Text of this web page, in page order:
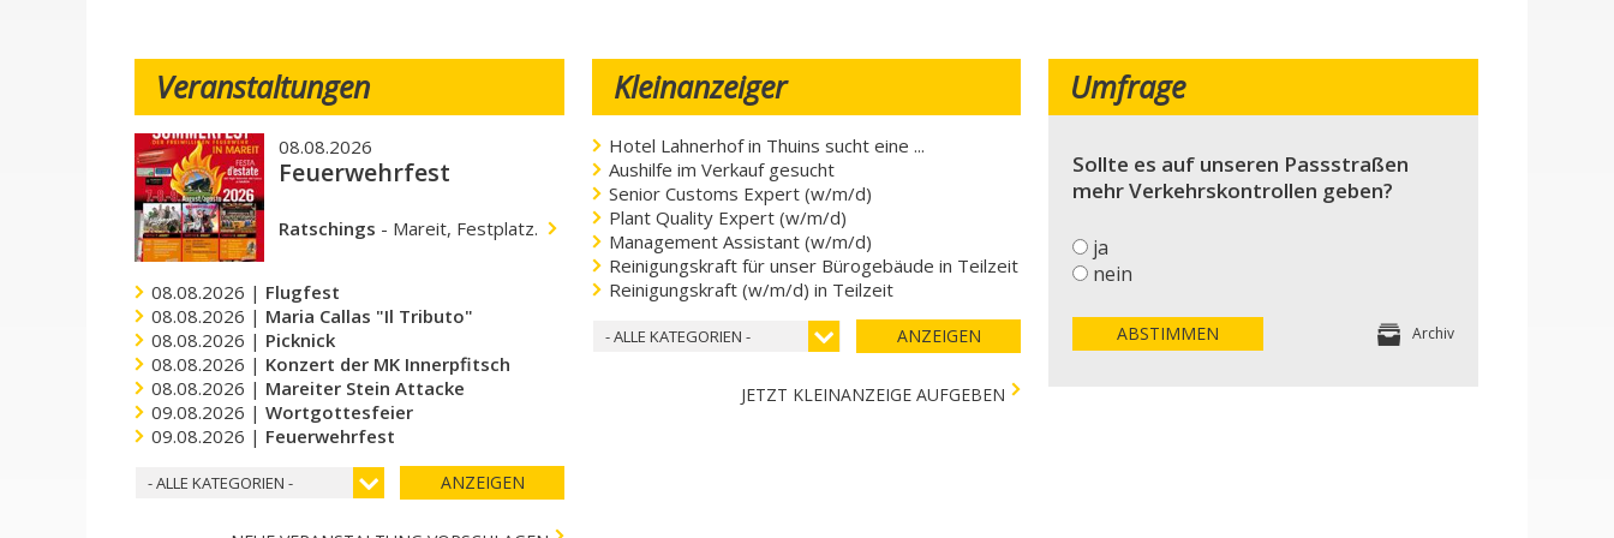
Veranstaltungen
08.08.2026
Feuerwehrfest
Ratschings - Mareit, Festplatz.
08.08.2026 | Flugfest
08.08.2026 | Maria Callas "Il Tributo"
08.08.2026 | Picknick
08.08.2026 | Konzert der MK Innerpfitsch
08.08.2026 | Mareiter Stein Attacke
09.08.2026 | Wortgottesfeier
09.08.2026 | Feuerwehrfest
- ALLE KATEGORIEN - ANZEIGEN
Kleinanzeiger
Hotel Lahnerhof in Thuins sucht eine ...
Aushilfe im Verkauf gesucht
Senior Customs Expert (w/m/d)
Plant Quality Expert (w/m/d)
Management Assistant (w/m/d)
Reinigungskraft für unser Bürogebäude in Teilzeit
Reinigungskraft (w/m/d) in Teilzeit
- ALLE KATEGORIEN - ANZEIGEN
JETZT KLEINANZEIGE AUFGEBEN
Umfrage
Sollte es auf unseren Passstraßen
mehr Verkehrskontrollen geben?
ja
nein
ABSTIMMEN Archiv